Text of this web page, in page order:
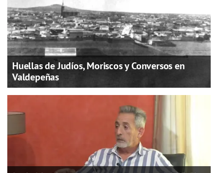
Huellas de Judíos, Moriscos y Conversos en
Valdepeñas